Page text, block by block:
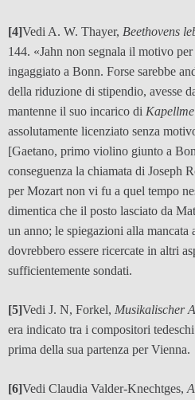
[4]Vedi A. W. Thayer, Beethovens
144. «Jahn non segnala il motivo
ingaggiato a Bonn. Forse sarebbe
della riduzione di stipendio, avesse
mantenne il suo incarico di
assolutamente licenziato senza
[Gaetano, primo violino giunto a
conseguenza la chiamata di Joseph
per Mozart non vi fu a quel tempo
dimentica che il posto lasciato da
un anno; le spiegazioni alla mancata
dovrebbero essere ricercate in altri
sufficientemente sondati.
[5]Vedi J. N, Forkel, Musikalischer
era indicato tra i compositori
prima della sua partenza per Vienna.
[6]Vedi Claudia Valder-Knechtges,